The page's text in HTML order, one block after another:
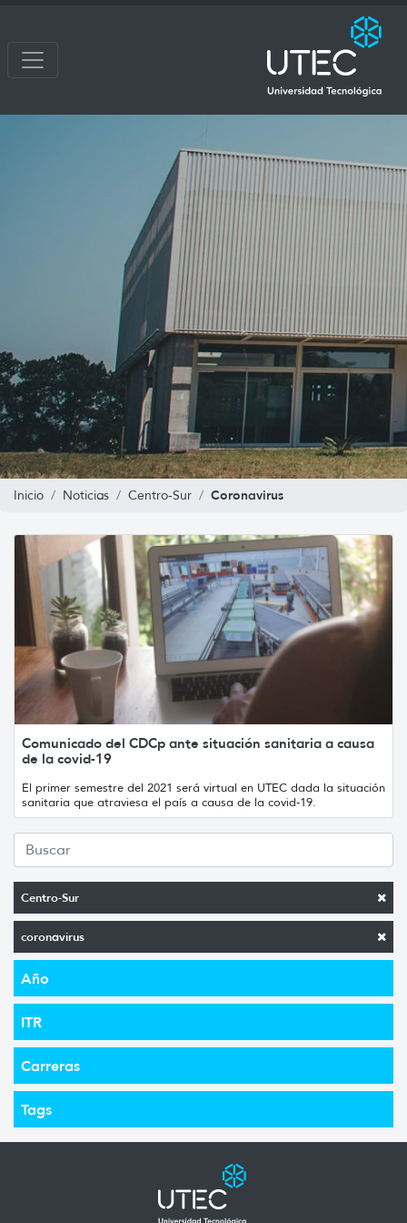
Inicio Noticias Centro-Sur Coronavirus
Centro-Sur
coronavirus
Año
ITR
Carreras
Tags
Comunicado del CDCp ante situación sanitaria a causa
de la covid-19
El primer semestre del 2021 será virtual en UTEC dada la situación
sanitaria que atraviesa el país a causa de la covid-19.